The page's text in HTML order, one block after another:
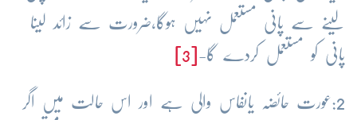
لینے سے پانی مستعمل نہیں ہوگا،ضرورت سے زائد لینا
پانی کو مستعمل کردے گا-
2:عورت حائضہ یانفاس والی ہے اور اس حالت میں اگر